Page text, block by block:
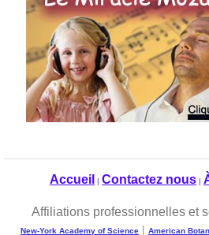
Accueil | Contactez nous |
Affiliations professionnelles et
New-York Academy of Science | American